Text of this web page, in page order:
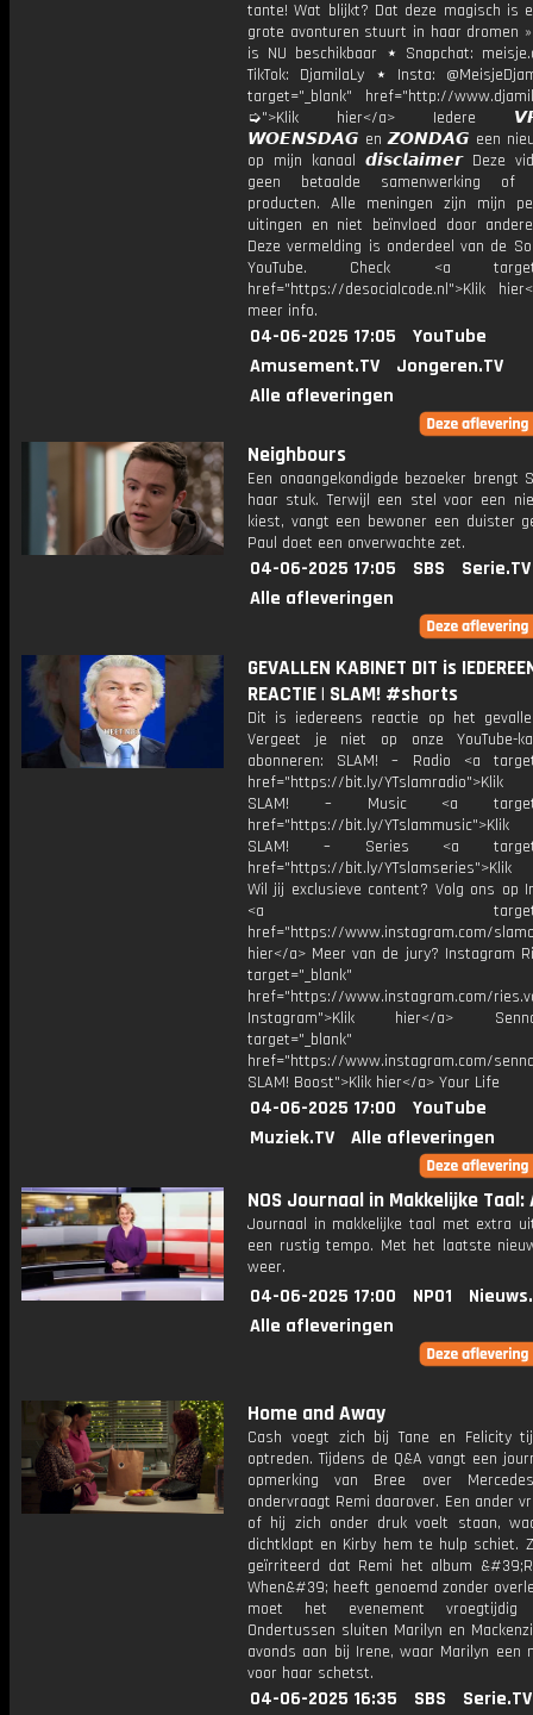
tante! Wat blijkt? Dat deze magisch is
grote avonturen stuurt in haar dromen
is NU beschikbaar ⋆ Snapchat:
TikTok: DjamilaLy ⋆ Insta:
target="_blank" href="http://
➭">Klik hier</a> Iedere
𝙒𝙊𝙀𝙉𝙎𝘿𝘼𝙂 en 𝙕𝙊𝙉𝘿𝘼𝙂 een
op mijn kanaal 𝙙𝙞𝙨𝙘𝙡𝙖𝙞𝙢𝙚𝙧 Deze
geen betaalde samenwerking of
producten. Alle meningen zijn mijn
uitingen en niet beïnvloed door
Deze vermelding is onderdeel van de
YouTube. Check <a
href="https://desocialcode.nl">Klik
meer info.
04-06-2025 17:05
YouTube
Amusement.TV
Jongeren.TV
Alle afleveringen
Neighbours
Een onaangekondigde bezoeker brengt
haar stuk. Terwijl een stel voor een
kiest, vangt een bewoner een duister
Paul doet een onverwachte zet.
04-06-2025 17:05 SBS
Serie.TV
Alle afleveringen
GEVALLEN KABINET DIT is
REACTIE | SLAM! #shorts
Dit is iedereens reactie op het
Vergeet je niet op onze YouTube-
abonneren: SLAM! – Radio <a
href="https://bit.ly/
SLAM! – Music <a
href="https://bit.ly/
SLAM! – Series <a
href="https://bit.ly/
Wil jij exclusieve content? Volg ons op
<a
href="https://www.instagram.com/
hier</a> Meer van de jury? Instagram
target="_blank"
href="https://www.instagram.com/
Instagram">Klik hier</a>
target="_blank"
href="https://www.instagram.com/
SLAM! Boost">Klik hier</a> Your Life
04-06-2025 17:00
YouTube
Muziek.TV
Alle afleveringen
NOS Journaal in Makkelijke Taal:
Journaal in makkelijke taal met extra
een rustig tempo. Met het laatste
weer.
04-06-2025 17:00 NPO1
Alle afleveringen
Home and Away
Cash voegt zich bij Tane en Felicity
optreden. Tijdens de Q&A vangt een
opmerking van Bree over
ondervraagt ​​Remi daarover. Een ander
of hij zich onder druk voelt staan,
dichtklapt en Kirby hem te hulp schiet.
geïrriteerd dat Remi het album
When&#39; heeft genoemd zonder
moet het evenement vroegtijdig
Ondertussen sluiten Marilyn en
avonds aan bij Irene, waar Marilyn een
voor haar schetst.
04-06-2025 16:35 SBS
Serie.TV